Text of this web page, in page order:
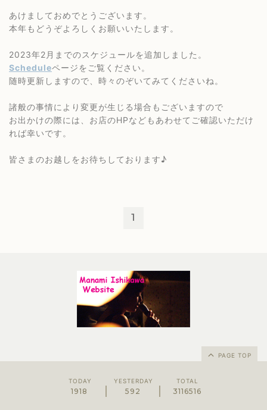
あけましておめでとうございます。
本年もどうぞよろしくお願いいたします。
2023年2月までのスケジュールを追加しました。
Scheduleページをご覧ください。
随時更新しますので、時々のぞいてみてくださいね。
諸般の事情により変更が生じる場合もございますので
お出かけの際には、お店のHPなどもあわせてご確認いただけ
れば幸いです。
皆さまのお越しをお待ちしております♪
1
PAGE TOP
TODAY
1918
YESTERDAY
592
TOTAL
3116516